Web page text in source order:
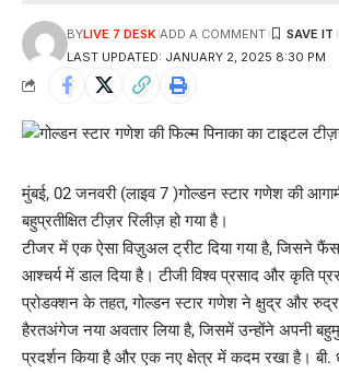
LAST UPDATED: JANUARY 2, 2025 8:30 PM
BYLIVE 7 DESK ADD A COMMENT
मुंबई, 02 जनवरी (लाइव 7 )गोल्डन स्टार गणेश की
बहुप्रतीक्षित टीज़र रिलीज़ हो गया है।
टीजर में एक ऐसा विज़ुअल ट्रीट दिया गया है, जिसने
आश्चर्य में डाल दिया है। टीजी विश्व प्रसाद और कृति
प्रोडक्शन के तहत, गोल्डन स्टार गणेश ने क्षुद्र और
हैरतअंगेज नया अवतार लिया है, जिसमें उन्होंने अपनी
प्रदर्शन किया है और एक नए क्षेत्र में कदम रखा है। बी.